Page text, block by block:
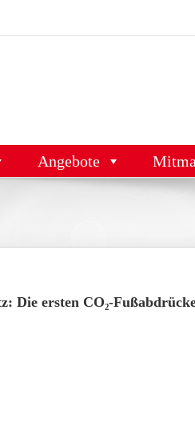
Angebote
Die ersten CO₂-